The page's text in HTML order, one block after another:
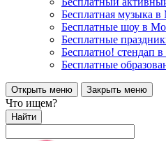
Бесплатная музыка в
Бесплатные шоу в
Бесплатные
Бесплатно! стендап
Бесплатные
Открыть меню Закрыть меню
Что ищем?
Найти